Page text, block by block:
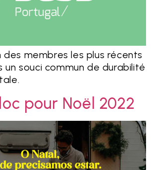
des membres les plus récents
un souci commun de durabilité
pour Noël 2022